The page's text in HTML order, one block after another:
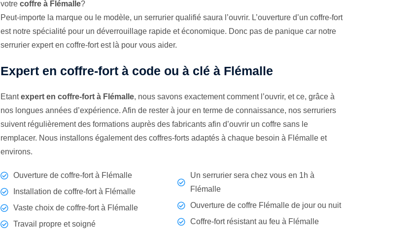
votrecoffre à Flémalle?
Peut-importe la marque ou le modèle, un serrurier qualifié saura l’ouvrir. L’ouverture d’un coffre-fort
est notre spécialité pour un déverrouillage rapide et économique. Donc pas de panique car notre
serrurier expert en coffre-fort est là pour vous aider.
Expert en coffre-fort à code ou à clé à Flémalle
Etantexpert en coffre-fort à Flémalle, nous savons exactement comment l’ouvrir, et ce, grâce à
nos longues années d’expérience. Afin de rester à jour en terme de connaissance, nos serruriers
suivent régulièrement des formations auprès des fabricants afin d’ouvrir un coffre sans le
remplacer. Nous installons également des coffres-forts adaptés à chaque besoin à Flémalle et
environs.
Ouverture de coffre-fort à Flémalle
Installation de coffre-fort à Flémalle
Vaste choix de coffre-fort à Flémalle
Travail propre et soigné
Un serrurier sera chez vous en 1h à
Flémalle
Ouverture de coffre Flémalle de jour ou nuit
Coffre-fort résistant au feu à Flémalle